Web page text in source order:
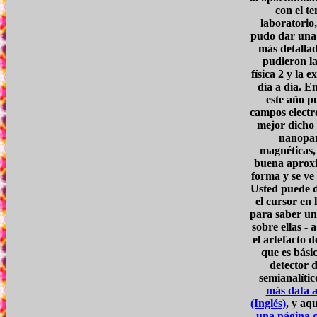
con el
pudo dar
más
pudieron
física 2 y la
día a día.
este año
campos
mejor dicho
buena
forma y se
Usted puede
el cursor en
para saber
sobre ellas -
el artefacto
que es
detector
más data
(Inglés), y